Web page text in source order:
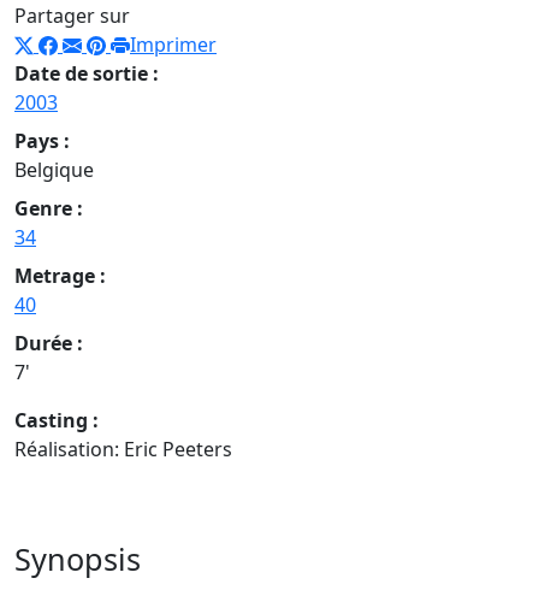
Partager sur
Imprimer
Date de sortie :
2003
Pays :
Belgique
Genre :
34
Metrage :
40
Durée :
7'
Casting :
Réalisation: Eric Peeters
Synopsis